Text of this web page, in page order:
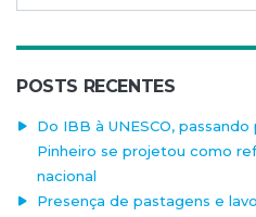
POSTS RECENTES
Do IBB à UNESCO,
Pinheiro se projetou como
nacional
Presença de pastagens e